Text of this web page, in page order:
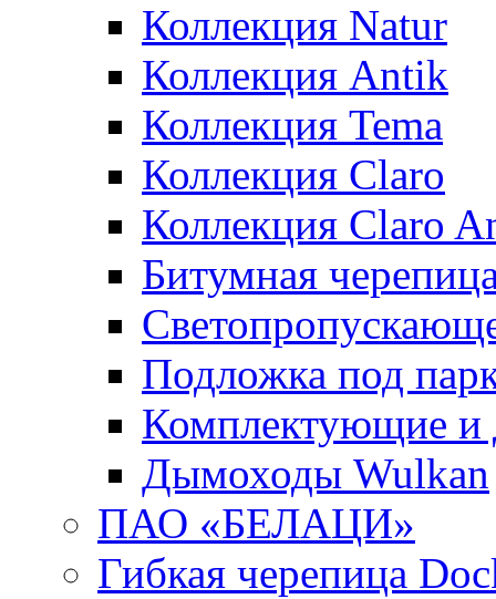
Коллекция Natur
Коллекция Antik
Коллекция Tema
Коллекция Claro
Коллекция Claro
Битумная
Подложка под
Комплектующие и
Дымоходы Wulkan
ПАО «БЕЛАЦИ»
Гибкая черепица